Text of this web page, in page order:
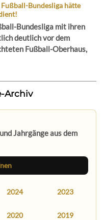
Bundesliga hätte
Bundesliga mit ihren
deutlich vor dem
Fußball-Oberhaus,
Archiv
Jahrgänge aus dem
2024 2023
2020 2019